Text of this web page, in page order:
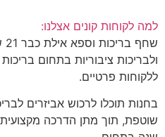
למה לקוחות קונים אצלנו:
ולבריכות ציבוריות בתחום
ללקוחות פרטיים.
בחנות תוכלו לרכוש אביזרים